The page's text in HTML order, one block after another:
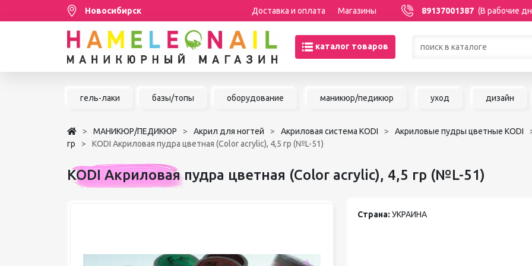
Новосибирск Доставка и оплата Магазины 89137001387 (В рабочие
каталог товаров
Распродажа
НАРАЩИВАНИЕ РЕСНИЦ
ШУГАРИНГ/ДЕПИЛЯЦИЯ
Товары со скидками по
Акриловая система
педикюр
ШУГАРИНГ/
гель-лаки базы/топы оборудование маникюр/педикюр уход дизайн
МАНИКЮР/ПЕДИКЮР Акрил для ногтей Акриловая система KODI Акриловые пудры цветные KODI
гр
KODI Акриловая пудра цветная (Color acrylic), 4,5 гр (№L-51)
KODI Акриловая пудра цветная (Color acrylic), 4,5 гр (№L-51)
Страна: УКРАИНА